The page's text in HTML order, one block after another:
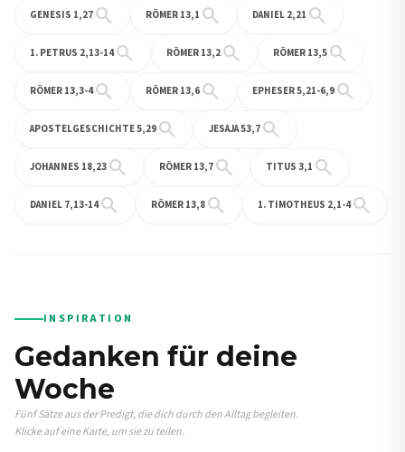
GENESIS 1,27 search RÖMER 13,1 search DANIEL 2,21 search
1. PETRUS 2,13-14search RÖMER 13,2 search RÖMER 13,5 search
RÖMER 13,3-4search RÖMER 13,6 search EPHESER 5,21-6,9 search
APOSTELGESCHICHTE 5,29 search JESAJA 53,7 search
JOHANNES 18,23 search RÖMER 13,7 search TITUS 3,1 search
DANIEL 7,13-14search RÖMER 13,8 search 1. TIMOTHEUS 2,1-4search
INSPIRATION
Gedanken für deine
Woche
Fünf Sätze aus der Predigt, die dich durch den Alltag begleiten.
Klicke auf eine Karte, um sie zu teilen.